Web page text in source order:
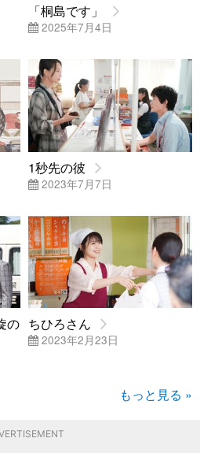
「桐島です」
2025年7月4日
1秒先の彼
2023年7月7日
の ちひろさん
2023年2月23日
もっと見る »